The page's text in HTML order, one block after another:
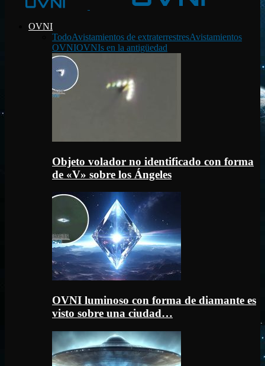
OVNI
TodoAvistamientos de extraterrestresAvistamientos
OVNIOVNIs en la antigüedad
Objeto volador no identificado con forma
de «V» sobre los Ángeles
OVNI luminoso con forma de diamante es
visto sobre una ciudad…